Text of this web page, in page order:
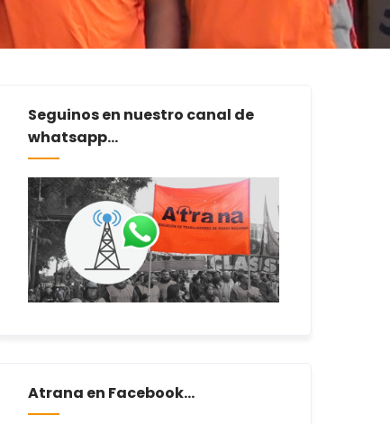
Seguinos en nuestro canal de
whatsapp...
Atrana en Facebook...